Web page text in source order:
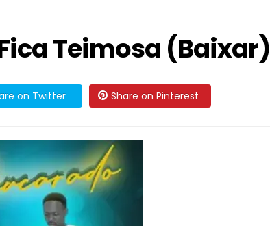
Teimosa (Baixar)
on Twitter Share on Pinterest